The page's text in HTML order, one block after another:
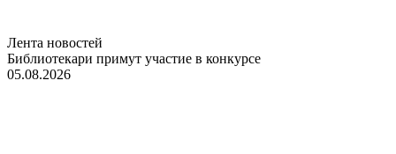
Лента новостей
Библиотекари примут участие в конкурсе
05.08.2026